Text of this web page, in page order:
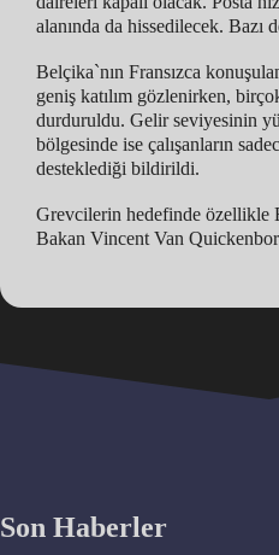
alanında da hissedilecek. Bazı
Belçika`nın Fransızca
geniş katılım gözlenirken,
durduruldu. Gelir seviyesinin
bölgesinde ise çalışanların
desteklediği bildirildi.
Grevcilerin hedefinde özellikle
Bakan Vincent Van
Son Haberler